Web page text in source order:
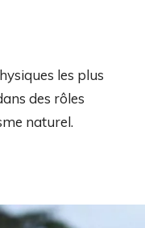
les plus
des rôles
naturel.